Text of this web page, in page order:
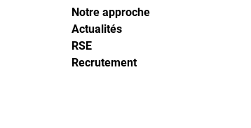
Notre approche
Actualités
RSE
Recrutement